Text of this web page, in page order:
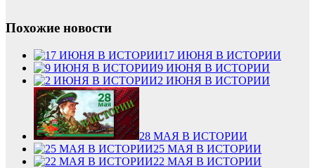
Похожие новости
17 ИЮНЯ В ИСТОРИИ
9 ИЮНЯ В ИСТОРИИ
2 ИЮНЯ В ИСТОРИИ
28 МАЯ В ИСТОРИИ
25 МАЯ В ИСТОРИИ
22 МАЯ В ИСТОРИИ